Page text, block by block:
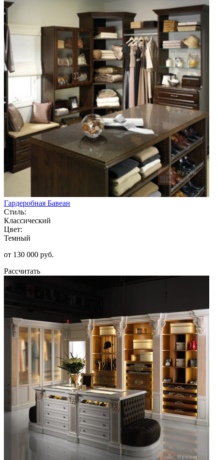
Гардеробная Бавеан
Стиль:
Классический
Цвет:
Темный
от 130 000 руб.
Рассчитать